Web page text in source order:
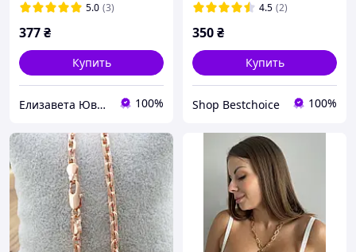
5.0 (3)
377₴
Купить
Елизавета Ювелирная бижутерия 100%
4.5 (2)
350₴
Купить
Shop Bestchoiсe 100%